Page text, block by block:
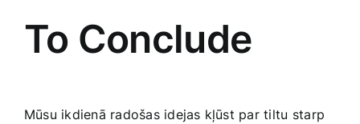
To Conclude
Mūsu ikdienā radošas idejas kļūst ‍par tiltu⁢ starp